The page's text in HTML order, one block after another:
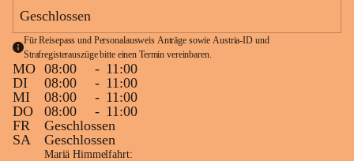
Geschlossen
Für Reisepass und Personalausweis Anträge sowie Austria-ID und
Strafregisterauszüge bitte einen Termin vereinbaren.
MO 08:00 - 11:00
DI
08:00 - 11:00
MI
08:00 - 11:00
DO
08:00 - 11:00
FR
Geschlossen
SA
Geschlossen
Mariä Himmelfahrt: